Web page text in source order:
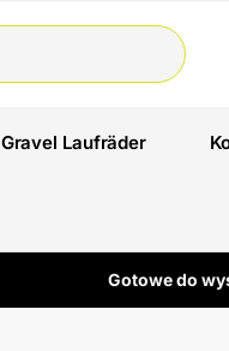
Gravel Laufräder
Gotowe do